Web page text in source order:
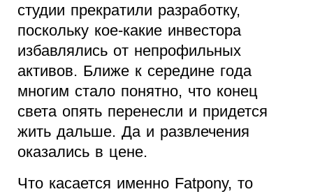
студии прекратили разработку,
поскольку кое-какие инвестора
избавлялись от непрофильных
активов. Ближе к середине года
многим стало понятно, что конец
света опять перенесли и придется
жить дальше. Да и развлечения
оказались в цене.
Что касается именно Fatpony, то